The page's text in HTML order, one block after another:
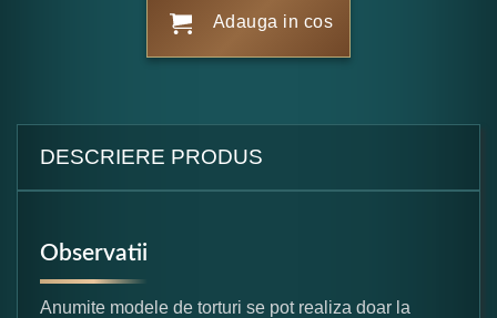
Adauga in cos
DESCRIERE PRODUS
Observatii
Anumite modele de torturi se pot realiza doar la